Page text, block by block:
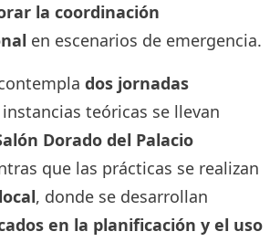
la coordinación
en escenarios de emergencia.
dos jornadas
instancias teóricas se llevan
Dorado del Palacio
que las prácticas se realizan
, donde se desarrollan
en la planificación y el uso